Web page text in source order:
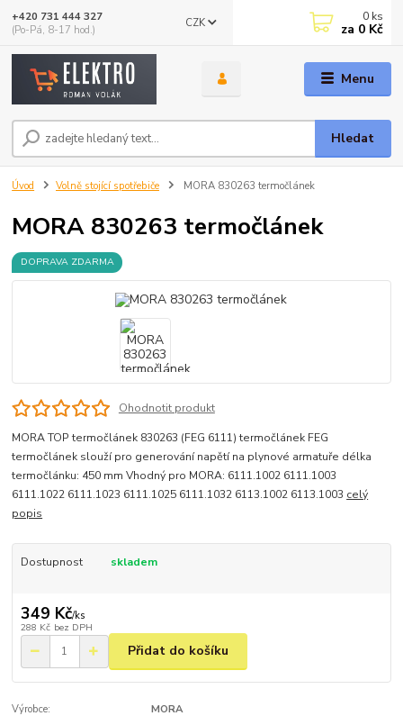
Menu
CZK
Hledat
+420 731 444 327
(Po-Pá, 8-17 hod.)
0 ks
za 0 Kč
Úvod Volně stojící spotřebiče MORA 830263 termočlánek
MORA 830263 termočlánek
DOPRAVA ZDARMA
Ohodnotit produkt
MORA TOP termočlánek 830263 (FEG 6111) termočlánek FEG
termočlánek slouží pro generování napětí na plynové armatuře délka
termočlánku: 450 mm Vhodný pro MORA: 6111.1002 6111.1003
6111.1022 6111.1023 6111.1025 6111.1032 6113.1002 6113.1003 celý
popis
Dostupnost skladem
349 Kč/ks
288 Kč bez DPH
Přidat do košíku
Výrobce: MORA